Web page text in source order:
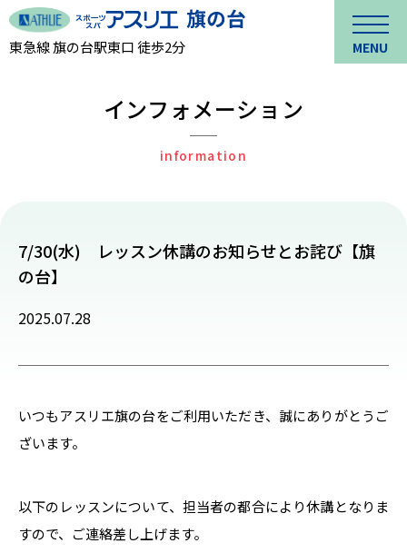
東急線 旗の台駅東口 徒歩2分 MENU
インフォメーション
information
7/30(水) レッスン休講のお知らせとお詫び【旗
の台】
2025.07.28
いつもアスリエ旗の台をご利用いただき、誠にありがとうご
ざいます。
以下のレッスンについて、担当者の都合により休講となりま
すので、ご連絡差し上げます。